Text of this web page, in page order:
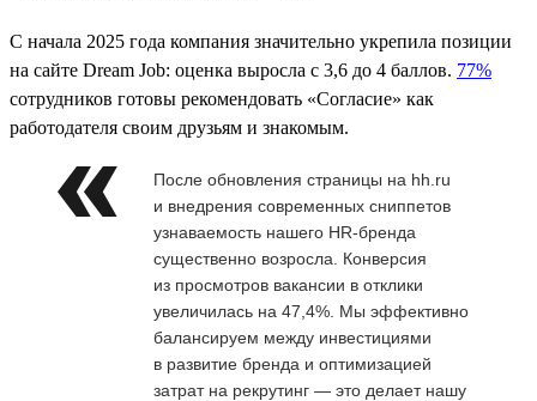
С начала 2025 года компания значительно укрепила позиции
на сайте Dream Job: оценка выросла с 3,6 до 4 баллов. 77%
сотрудников готовы рекомендовать «Согласие» как
работодателя своим друзьям и знакомым.
После обновления страницы на hh.ru
и внедрения современных сниппетов
узнаваемость нашего HR-бренда
существенно возросла. Конверсия
из просмотров вакансии в отклики
увеличилась на 47,4%. Мы эффективно
балансируем между инвестициями
в развитие бренда и оптимизацией
затрат на рекрутинг — это делает нашу